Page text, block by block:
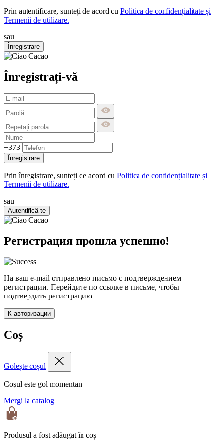
Prin autentificare, sunteți de acord cu Politica de confidențialitate și
Termenii de utilizare.
sau
Înregistrare
Înregistrați-vă
+373
Înregistrare
Prin înregistrare, sunteți de acord cu Politica de confidențialitate și
Termenii de utilizare.
sau
Autentifică-te
Регистрация прошла успешно!
На ваш e-mail отправлено письмо с подтверждением
регистрации. Перейдите по ссылке в письме, чтобы
подтвердить регистрацию.
К авторизации
Coș
Golește coșul
Coșul este gol momentan
Mergi la catalog
Produsul a fost adăugat în coș